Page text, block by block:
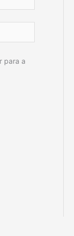
para a